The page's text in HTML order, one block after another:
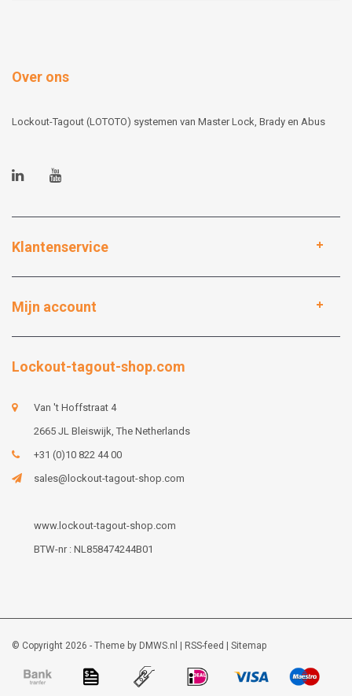
Over ons
Lockout-Tagout (LOTOTO) systemen van Master Lock, Brady en Abus
Klantenservice
Mijn account
Lockout-tagout-shop.com
Van 't Hoffstraat 4
2665 JL Bleiswijk, The Netherlands
+31 (0)10 822 44 00
sales@lockout-tagout-shop.com
www.lockout-tagout-shop.com
BTW-nr : NL858474244B01
© Copyright 2026 - Theme by DMWS.nl RSS-feed Sitemap